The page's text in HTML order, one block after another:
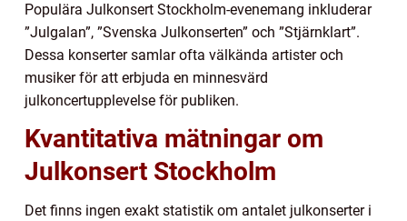
Populära Julkonsert Stockholm-evenemang inkluderar
”Julgalan”, ”Svenska Julkonserten” och ”Stjärnklart”.
Dessa konserter samlar ofta välkända artister och
musiker för att erbjuda en minnesvärd
julkoncertupplevelse för publiken.
Kvantitativa mätningar om
Julkonsert Stockholm
Det finns ingen exakt statistik om antalet julkonserter i